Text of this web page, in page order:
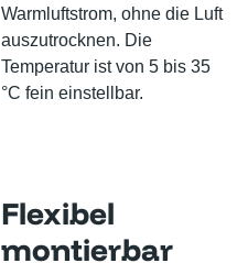
Warmluftstrom, ohne die Luft
auszutrocknen. Die
Temperatur ist von 5 bis 35
°C fein einstellbar.
Flexibel
montierbar